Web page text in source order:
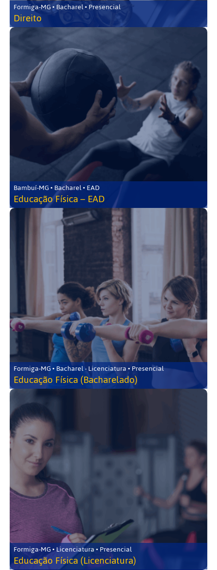
Formiga-MG • Bacharel • Presencial
Direito
Bambuí-MG • Bacharel • EAD
Educação Física – EAD
Formiga-MG • Bacharel - Licenciatura • Presencial
Educação Física (Bacharelado)
Formiga-MG • Licenciatura • Presencial
Educação Física (Licenciatura)